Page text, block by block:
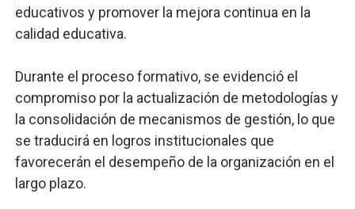
educativos y promover la mejora continua en la
calidad educativa.
Durante el proceso formativo, se evidenció el
compromiso por la actualización de metodologías y
la consolidación de mecanismos de gestión, lo que
se traducirá en logros institucionales que
favorecerán el desempeño de la organización en el
largo plazo.